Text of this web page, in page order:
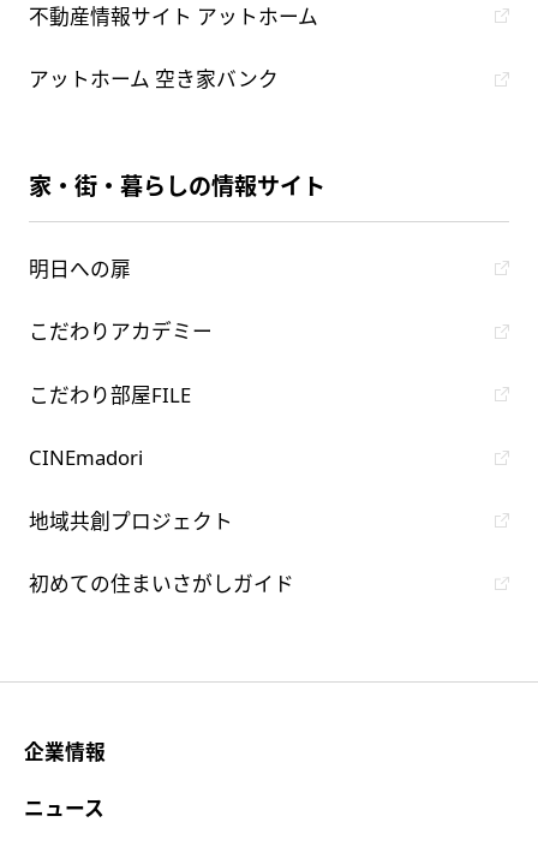
不動産情報サイト アットホーム
アットホーム 空き家バンク
家・街・暮らしの情報サイト
明日への扉
こだわりアカデミー
こだわり部屋FILE
CINEmadori
地域共創プロジェクト
初めての住まいさがしガイド
企業情報
ニュース